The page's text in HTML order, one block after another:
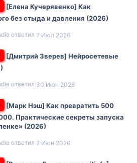
[Елена Кучерявенко] Как
без стыда и давления (2026)
7 Июл 2026
[Дмитрий Зверев] Нейросетевые
30 Июн 2026
[Марк Нэш] Как превратить 500
Практические секреты запуска
(2026)
2 Июн 2026